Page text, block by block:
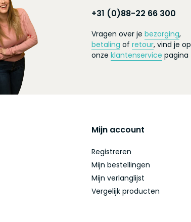
+31 (0)88-22 66 300
Vragen over je bezorging,
betaling of retour, vind je op
onze klantenservice pagina
Mijn account
Registreren
Mijn bestellingen
Mijn verlanglijst
Vergelijk producten